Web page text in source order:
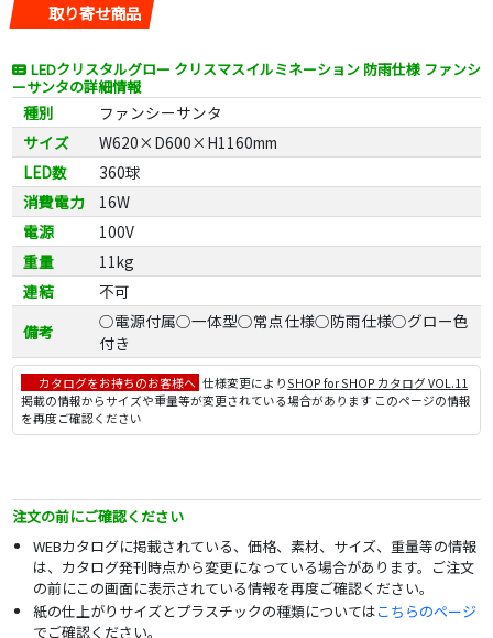
取り寄せ商品
LEDクリスタルグロー クリスマスイルミネーション 防雨仕様 ファンシ
ーサンタの詳細情報
種別
ファンシーサンタ
サイズ
W620×D600×H1160mm
LED数
360球
消費電力
16W
電源
100V
重量
11kg
連結
不可
備考
○電源付属○一体型○常点仕様○防雨仕様○グロー色
付き
カタログをお持ちのお客様へ 仕様変更によりSHOP for SHOP カタログ VOL.11
掲載の情報からサイズや重量等が変更されている場合があります このページの情報
を再度ご確認ください
注文の前にご確認ください
WEBカタログに掲載されている、価格、素材、サイズ、重量等の情報
は、カタログ発刊時点から変更になっている場合があります。ご注文
の前にこの画面に表示されている情報を再度ご確認ください。
紙の仕上がりサイズとプラスチックの種類についてはこちらのページ
でご確認ください。